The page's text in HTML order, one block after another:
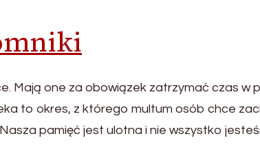
Mają one za obowiązek zatrzymać czas w
to okres, z którego multum osób chce
pamięć jest ulotna i nie wszystko